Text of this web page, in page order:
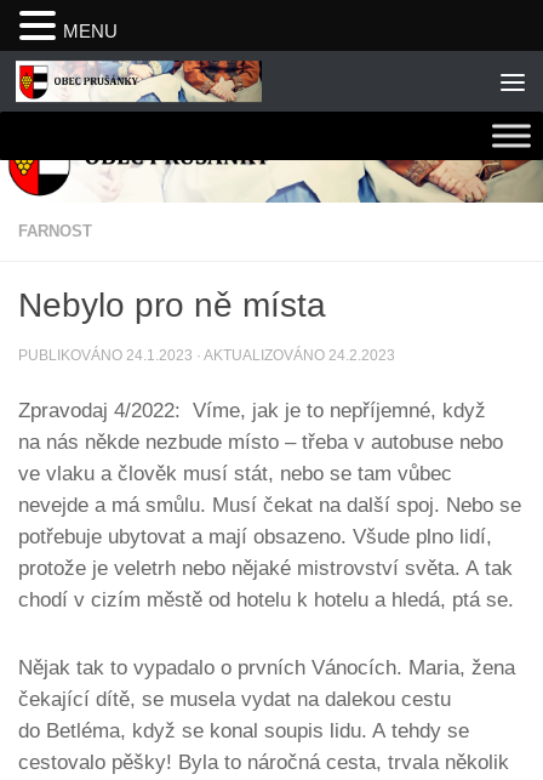
Skip to content
FARNOST
Nebylo pro ně místa
PUBLIKOVÁNO 24.1.2023 · AKTUALIZOVÁNO 24.2.2023
Zpravodaj 4/2022: Víme, jak je to nepříjemné, když
na nás někde nezbude místo – třeba v autobuse nebo
ve vlaku a člověk musí stát, nebo se tam vůbec
nevejde a má smůlu. Musí čekat na další spoj. Nebo se
potřebuje ubytovat a mají obsazeno. Všude plno lidí,
protože je veletrh nebo nějaké mistrovství světa. A tak
chodí v cizím městě od hotelu k hotelu a hledá, ptá se.
Nějak tak to vypadalo o prvních Vánocích. Maria, žena
čekající dítě, se musela vydat na dalekou cestu
do Betléma, když se konal soupis lidu. A tehdy se
cestovalo pěšky! Byla to náročná cesta, trvala několik
MENU